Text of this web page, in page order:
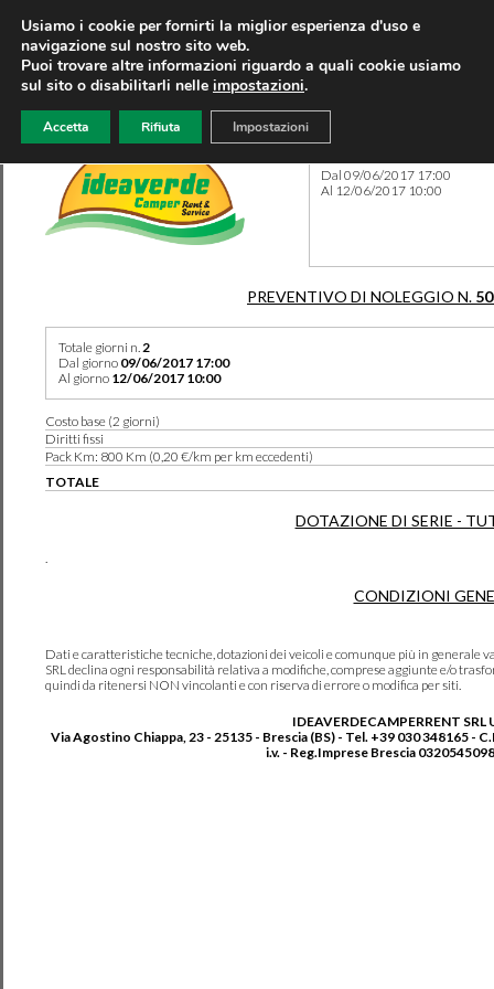
Dal 09/06/2017 17:00
Al 12/06/2017 10:00
PREVENTIVO DI NOLEGGIO N.
Totale giorni n.2
Dal giorno 09/06/2017 17:00
Al giorno 12/06/2017 10:00
Costo base (2 giorni)
Diritti fissi
Pack Km: 800 Km (0,20 €/km per km eccedenti)
TOTALE
DOTAZIONE DI SERIE -
.
CONDIZIONI
Dati e caratteristiche tecniche, dotazioni dei veicoli e comunque più in generale
SRL declina ogni responsabilità relativa a modifiche, comprese aggiunte e/o
quindi da ritenersi NON vincolanti e con riserva di errore o modifica per siti.
IDEAVERDECAMPERRENT SRL
Via Agostino Chiappa, 23 - 25135 - Brescia (BS) - Tel. +39 030 348165 -
i.v. - Reg.Imprese Brescia
Usiamo i cookie per fornirti la miglior esperienza d'uso e
navigazione sul nostro sito web.
Puoi trovare altre informazioni riguardo a quali cookie usiamo
sul sito o disabilitarli nelle impostazioni.
Accetta Rifiuta Impostazioni